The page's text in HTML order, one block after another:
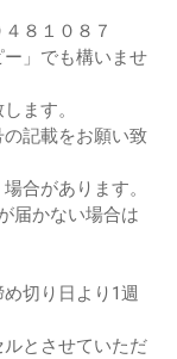
８１０８７
」でも構いませ
ます。
記載をお願い致
合があります。
届かない場合は
切り日より1週
とさせていただ